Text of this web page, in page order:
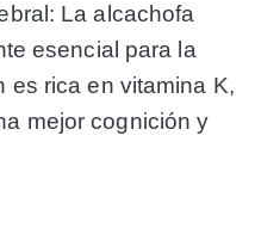
La alcachofa
esencial para la
es rica en vitamina K,
mejor cognición y